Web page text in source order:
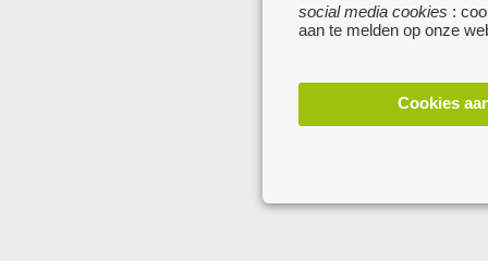
social media cookies :
aan te melden op onze
Cookies